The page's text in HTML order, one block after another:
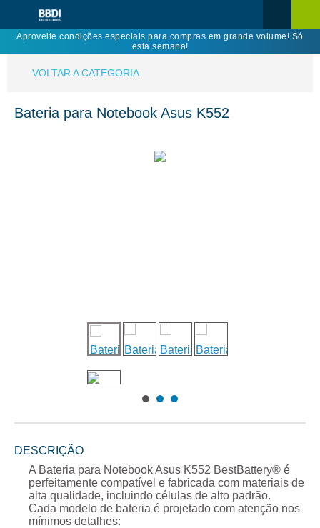
Aproveite condições especiais para compras em grande volume! Só
esta semana!
VOLTAR A CATEGORIA
Bateria para Notebook Asus K552
DESCRIÇÃO
A Bateria para Notebook Asus K552 BestBattery® é
perfeitamente compatível e fabricada com materiais de
alta qualidade, incluindo células de alto padrão.
Cada modelo de bateria é projetado com atenção nos
mínimos detalhes: